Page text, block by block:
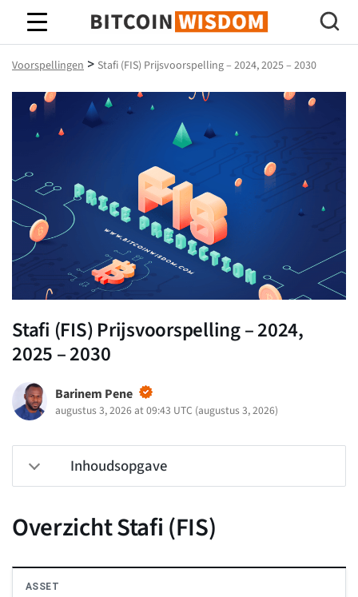
Bitcoin-wijsheid
Voorspellingen > Stafi (FIS) Prijsvoorspelling – 2024, 2025 – 2030
Stafi (FIS) Prijsvoorspelling – 2024,
2025 – 2030
Barinem Pene
augustus 3, 2026 at 09:43 UTC (augustus 3, 2026)
Inhoudsopgave
Overzicht Stafi (FIS)
ASSET